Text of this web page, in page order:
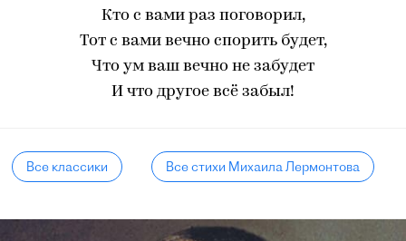
Кто с вами раз поговорил,
Тот с вами вечно спорить будет,
Что ум ваш вечно не забудет
И что другое всё забыл!
Все классики Все стихи Михаила Лермонтова